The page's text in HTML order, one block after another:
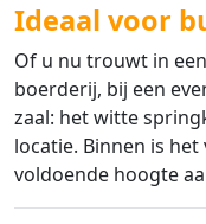
Ideaal voor
Of u nu trouwt in
boerderij, bij een
zaal: het witte
locatie. Binnen is
voldoende hoogte